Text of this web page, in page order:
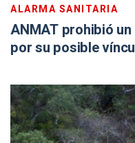
ALARMA SANITARIA
ANMAT prohibió
por su posible